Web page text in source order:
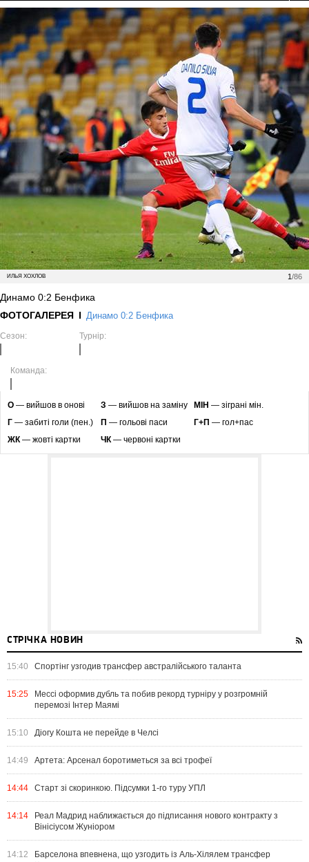
1/86
ИЛЬЯ ХОХЛОВ
Динамо 0:2 Бенфика
ФОТОГАЛЕРЕЯ
Динамо 0:2 Бенфика
Сезон: Турнір:
Команда:
O — вийшов в онові З — вийшов на заміну МІН — зіграні мін.
Г — забиті голи (пен.) П — гольові паси Г+П — гол+пас
ЖК— жовті картки ЧК— червоні картки
СТРІЧКА НОВИН
15:40 Спортінг узгодив трансфер австралійського таланта
15:25
Мессі оформив дубль та побив рекорд турніру у розгромній
перемозі Інтер Маямі
15:10 Діогу Кошта не перейде в Челсі
14:49 Артета: Арсенал боротиметься за всі трофеї
14:44 Старт зі скоринкою. Підсумки 1-го туру УПЛ
14:14
Реал Мадрид наближається до підписання нового контракту з
Вінісіусом Жуніором
14:12
Барселона впевнена, що узгодить із Аль-Хілялем трансфер